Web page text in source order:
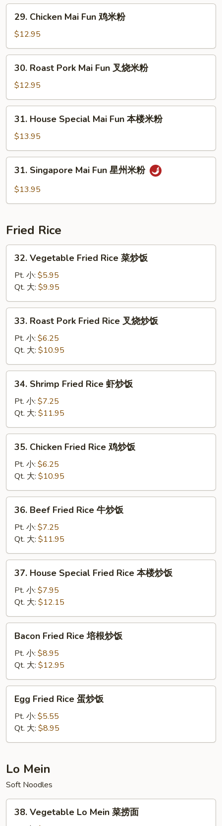
虾
Chicken
Mai
Fun
鸡
29. Chicken Mai Fun 鸡米粉
$12.95
Roast
Pork
Mai
Fun
粉
30. Roast Pork Mai Fun 叉烧米粉
$12.95
House
Special
Mai
Fun
粉
31. House Special Mai Fun 本楼米粉
$13.95
Singapore
Mai
米
粉
31. Singapore Mai Fun 星州米粉
$13.95
Fried Rice
Vegetable
Fried
Rice
菜
炒
32. Vegetable Fried Rice 菜炒饭
Pt. 小: $5.95
Qt. 大: $9.95
Roast
Pork
Fried
Rice
叉
33. Roast Pork Fried Rice 叉烧炒饭
Pt. 小: $6.25
Qt. 大: $10.95
Shrimp
Fried
Rice
虾
炒
34. Shrimp Fried Rice 虾炒饭
Pt. 小: $7.25
Qt. 大: $11.95
Chicken
Fried
Rice
鸡
炒
35. Chicken Fried Rice 鸡炒饭
Pt. 小: $6.25
Qt. 大: $10.95
Beef
Fried
Rice
牛
炒
36. Beef Fried Rice 牛炒饭
Pt. 小: $7.25
Qt. 大: $11.95
House
Special
Fried
Rice
本
37. House Special Fried Rice 本楼炒饭
Pt. 小: $7.95
Qt. 大: $12.15
Fried
Rice
根
炒
Bacon Fried Rice 培根炒饭
Pt. 小: $8.95
Qt. 大: $12.95
Fried
Rice
炒
Egg Fried Rice 蛋炒饭
Pt. 小: $5.55
Qt. 大: $8.95
Lo Mein
Soft Noodles
Vegetable
38. Vegetable Lo Mein 菜捞面